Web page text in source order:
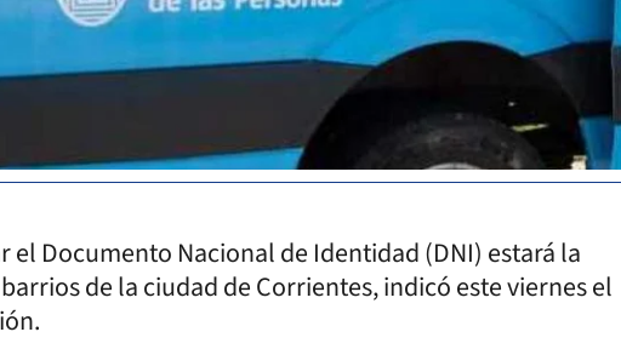
Documento Nacional de Identidad (DNI) estará la
de la ciudad de Corrientes, indicó este viernes el